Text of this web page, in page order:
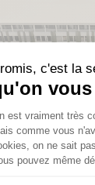
de la
le-Vieux (74)
c'est la
vous
est vraiment très
comme vous
on ne sait
pouvez même